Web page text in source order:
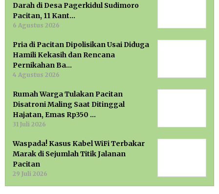
Darah di Desa Pagerkidul Sudimoro
Pacitan, 11 Kant…
6 Agustus 2026
Pria di Pacitan Dipolisikan Usai Diduga
Hamili Kekasih dan Rencana
Pernikahan Ba…
4 Agustus 2026
Rumah Warga Tulakan Pacitan
Disatroni Maling Saat Ditinggal
Hajatan, Emas Rp350 …
31 Juli 2026
Waspada! Kasus Kabel WiFi Terbakar
Marak di Sejumlah Titik Jalanan
Pacitan
29 Juli 2026